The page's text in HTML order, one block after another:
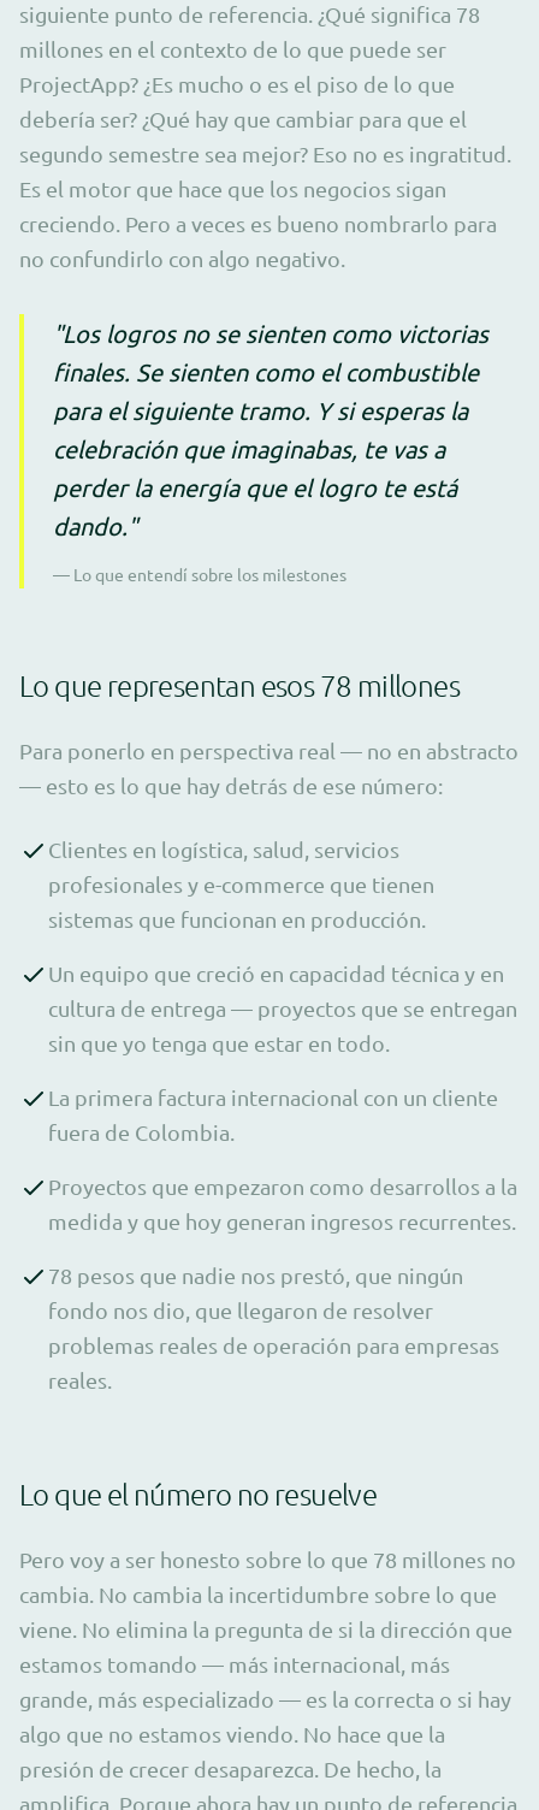
siguiente punto de referencia. ¿Qué significa 78
millones en el contexto de lo que puede ser
ProjectApp? ¿Es mucho o es el piso de lo que
debería ser? ¿Qué hay que cambiar para que el
segundo semestre sea mejor? Eso no es ingratitud.
Es el motor que hace que los negocios sigan
creciendo. Pero a veces es bueno nombrarlo para
no confundirlo con algo negativo.
"Los logros no se sienten como victorias
finales. Se sienten como el combustible
para el siguiente tramo. Y si esperas la
celebración que imaginabas, te vas a
perder la energía que el logro te está
dando."
— Lo que entendí sobre los milestones
Lo que representan esos 78 millones
Para ponerlo en perspectiva real — no en abstracto
— esto es lo que hay detrás de ese número:
Clientes en logística, salud, servicios
profesionales y e-commerce que tienen
sistemas que funcionan en producción.
Un equipo que creció en capacidad técnica y en
cultura de entrega — proyectos que se entregan
sin que yo tenga que estar en todo.
La primera factura internacional con un cliente
fuera de Colombia.
Proyectos que empezaron como desarrollos a la
medida y que hoy generan ingresos recurrentes.
78 pesos que nadie nos prestó, que ningún
fondo nos dio, que llegaron de resolver
problemas reales de operación para empresas
reales.
Lo que el número no resuelve
Pero voy a ser honesto sobre lo que 78 millones no
cambia. No cambia la incertidumbre sobre lo que
viene. No elimina la pregunta de si la dirección que
estamos tomando — más internacional, más
grande, más especializado — es la correcta o si hay
algo que no estamos viendo. No hace que la
presión de crecer desaparezca. De hecho, la
amplifica. Porque ahora hay un punto de referencia